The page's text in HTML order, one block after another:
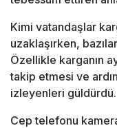
Kimi vatandaşlar
uzaklaşırken,
Özellikle karganın
takip etmesi ve
izleyenleri güldürdü.
Cep telefonu